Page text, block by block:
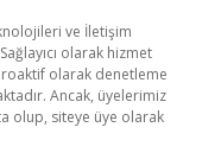
ve İletişim
olarak hizmet
olarak denetleme
Ancak, üyelerimiz
olup, siteye üye olarak